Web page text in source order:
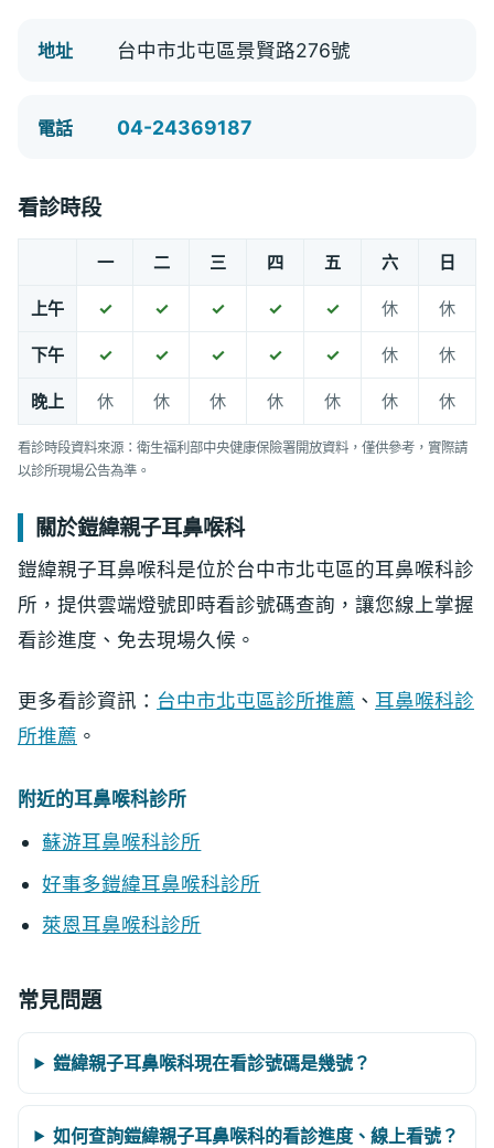
地址 台中市北屯區景賢路276號
電話 04-24369187
看診時段
一 二 三 四 五 六 日
上午 ✓ ✓ ✓ ✓ ✓ 休 休
下午 ✓ ✓ ✓ ✓ ✓ 休 休
晚上 休 休 休 休 休 休 休
看診時段資料來源：衛生福利部中央健康保險署開放資料，僅供參考，實際請
以診所現場公告為準。
關於鎧緯親子耳鼻喉科
鎧緯親子耳鼻喉科是位於台中市北屯區的耳鼻喉科診
所，提供雲端燈號即時看診號碼查詢，讓您線上掌握
看診進度、免去現場久候。
更多看診資訊： 台中市北屯區診所推薦 、 耳鼻喉科診
所推薦 。
附近的耳鼻喉科診所
蘇游耳鼻喉科診所
好事多鎧緯耳鼻喉科診所
萊恩耳鼻喉科診所
常見問題
鎧緯親子耳鼻喉科現在看診號碼是幾號？
如何查詢鎧緯親子耳鼻喉科的看診進度、線上看號？